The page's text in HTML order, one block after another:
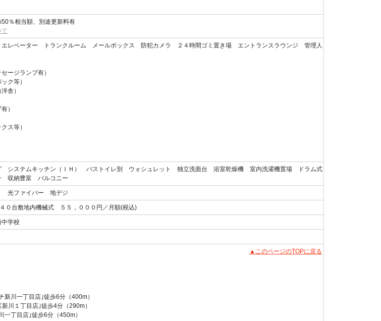
％相当額、別途更新料有
レベーター トランクルーム メールボックス 防犯カメラ ２４時間ゴミ置き場 エントランスラウンジ 管理人
ージランプ有）
ク等）
舎）
）
ス等）
システムキッチン（ＩＨ） バストイレ別 ウォシュレット 独立洗面台 浴室乾燥機 室内洗濯機置場 ドラム式
収納豊富 バルコニー
光ファイバー 地デジ
０台敷地内機械式 ５５，０００円／月額(税込)
学校
▲このページのTOPに戻る
新川一丁目店｣徒歩6分（400m）
川１丁目店｣徒歩4分（290m）
一丁目店｣徒歩6分（450m）